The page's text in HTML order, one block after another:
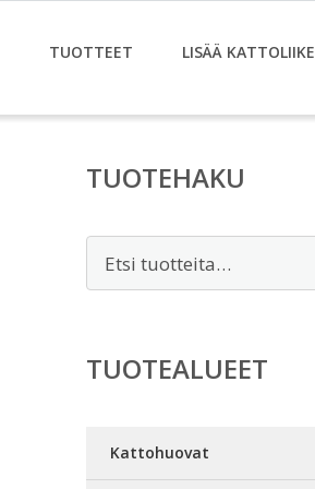
TUOTTEET LISÄÄ KATTOLIIKE
TUOTEHAKU
TUOTEALUEET
Kattohuovat